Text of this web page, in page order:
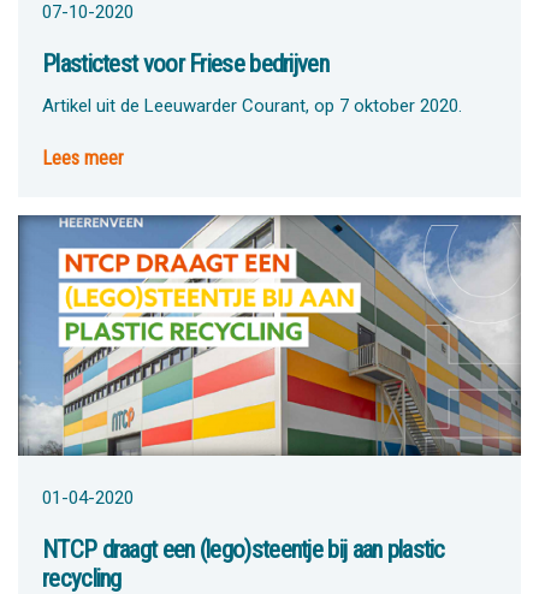
07-10-2020
Plastictest voor Friese bedrijven
Artikel uit de Leeuwarder Courant, op 7 oktober 2020.
Lees meer
01-04-2020
NTCP draagt een (lego)steentje bij aan plastic
recycling